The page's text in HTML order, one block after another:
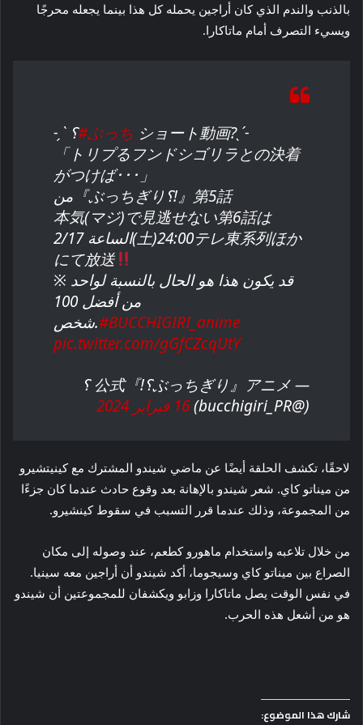
بالذنب والندم الذي كان أراجين يحمله كل هذا بينما يجعله محرجًا
ويسيء التصرف أمام ماتاكارا.
˗ˏˋ ؟#ぶっち ショート動画?ˎˊ˗
「トリプるフンドシゴリラとの決着
がつけば･･･」
من『ぶっちぎり؟!』第5話
本気(マジ)で見逃せない第6話は
الساعة 2/17(土)24:00テレ東系列ほか
にて放送
※ قد يكون هذا هو الحال بالنسبة لواحد
من أفضل 100
شخص.#BUCCHIGIRI_anime
pic.twitter.com/gGfCZcqUtY
— アニメ『ぶっちぎり؟!』公式 ؟
(@bucchigiri_PR)
16 فبراير 2024
لاحقًا، تكشف الحلقة أيضًا عن ماضي شيندو المشترك مع كينيتشيرو
من ميناتو كاي. شعر شيندو بالإهانة بعد وقوع حادث عندما كان جزءًا
من المجموعة، وذلك عندما قرر التسبب في سقوط كينشيرو.
من خلال تلاعبه واستخدام ماهورو كطعم، عند وصوله إلى مكان
الصراع بين ميناتو كاي وسيجوما، أكد شيندو أن أراجين معه سينيا.
في نفس الوقت يصل ماتاكارا وزابو ويكشفان للمجموعتين أن شيندو
هو من أشعل هذه الحرب.
شارك هذا الموضوع: